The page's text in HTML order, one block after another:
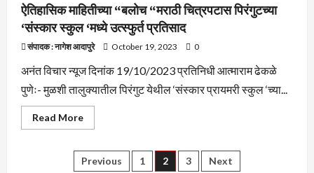
रुक्मिणी
मातेच्या
नित्योपचारात
दर्शनाच्या
वेळेत
बदल
ऐतिहासिक माहितीच्या “बलोच “मराठी चित्रपटास पिरंगुटच्या
‘संस्कार स्कुल ‘मध्ये उत्स्फुर्त प्रतिसाद
संपादक : नागेश आदापुरे October 19, 2023 0
अनंत विचार न्यूज दिनांक 19/10/2023 प्रतिनिधी आत्माराम ढेकळे
पुणेः- मुळशी तालुक्यातील पिरंगुट येथील ‘संस्कार प्रायमरी स्कुल ‘च्या...
Read MoreRead
more
माहितीच्या
“बलोच
Posts
Previous 1 2 3 Next